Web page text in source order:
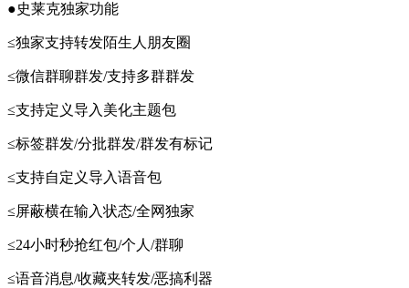
●史莱克独家功能
≤独家支持转发陌生人朋友圈
≤微信群聊群发/支持多群群发
≤支持定义导入美化主题包
≤标签群发/分批群发/群发有标记
≤支持自定义导入语音包
≤屏蔽横在输入状态/全网独家
≤24小时秒抢红包/个人/群聊
≤语音消息/收藏夹转发/恶搞利器